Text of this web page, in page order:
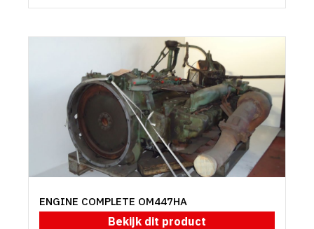
ENGINE COMPLETE OM447HA
Bekijk dit product